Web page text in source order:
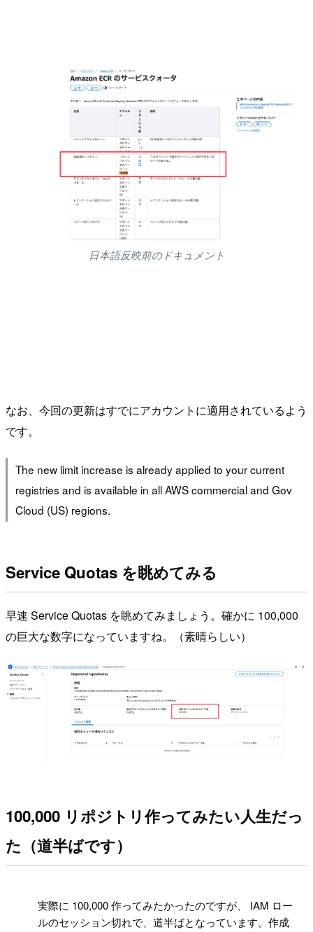
日本語反映前のドキュメント
なお、今回の更新はすでにアカウントに適用されているよう
です。
The new limit increase is already applied to your current
registries and is available in all AWS commercial and Gov
Cloud (US) regions.
Service Quotas を眺めてみる
早速 Service Quotas を眺めてみましょう。確かに 100,000
の巨大な数字になっていますね。（素晴らしい）
100,000 リポジトリ作ってみたい人生だっ
た（道半ばです）
実際に 100,000 作ってみたかったのですが、 IAM ロー
ルのセッション切れで、道半ばとなっています。作成